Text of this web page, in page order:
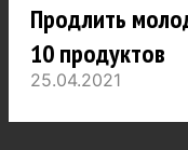
Продлить
10 продуктов
25.04.2021